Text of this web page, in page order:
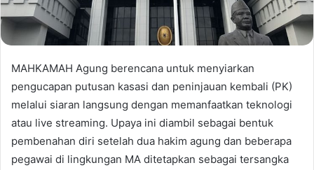
MAHKAMAH Agung berencana untuk menyiarkan
pengucapan putusan kasasi dan peninjauan kembali (PK)
melalui siaran langsung dengan memanfaatkan teknologi
atau live streaming. Upaya ini diambil sebagai bentuk
pembenahan diri setelah dua hakim agung dan beberapa
pegawai di lingkungan MA ditetapkan sebagai tersangka